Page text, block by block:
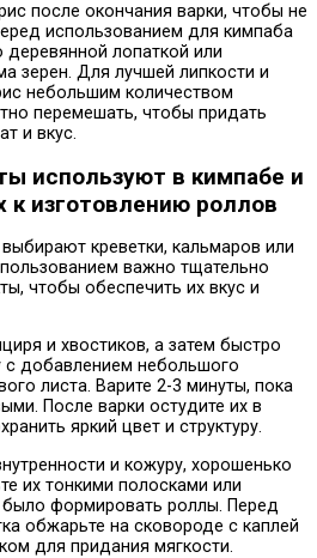
после окончания варки, чтобы не
использованием для кимпаба
деревянной лопаткой или
зерен. Для лучшей липкости и
небольшим количеством
перемешать, чтобы придать
и вкус.
используют в кимпабе и
к изготовлению роллов
креветки, кальмаров или
важно тщательно
чтобы обеспечить их вкус и
и хвостиков, а затем быстро
с добавлением небольшого
листа. Варите 2-3 минуты, пока
После варки остудите их в
яркий цвет и структуру.
и кожуру, хорошенько
их тонкими полосками или
формировать роллы. Перед
обжарьте на сковороде с каплей
для придания мягкости.